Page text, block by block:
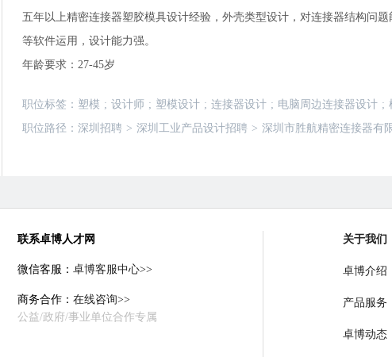
五年以上精密连接器塑胶模具设计经验，外壳类型设计，对连接器结构问
等软件运用，设计能力强。
年龄要求：27-45岁
职位标签： 塑模 ; 设计师 ; 塑模设计 ; 连接器设计 ; 电脑周边连接器设计 ;
职位路径： 深圳招聘 > 深圳工业产品设计招聘 > 深圳市胜航精密连接器有
联系卓博人才网
微信客服： 卓博客服中心>>
商务合作： 在线咨询>>
公益/政府/事业单位合作专属
关于我们
卓博介绍
产品服务
卓博动态